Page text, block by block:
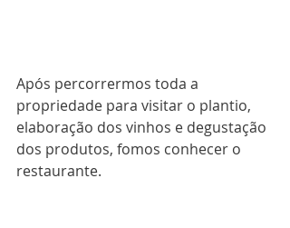
Após percorrermos toda a
propriedade para visitar o plantio,
elaboração dos vinhos e degustação
dos produtos, fomos conhecer o
restaurante.